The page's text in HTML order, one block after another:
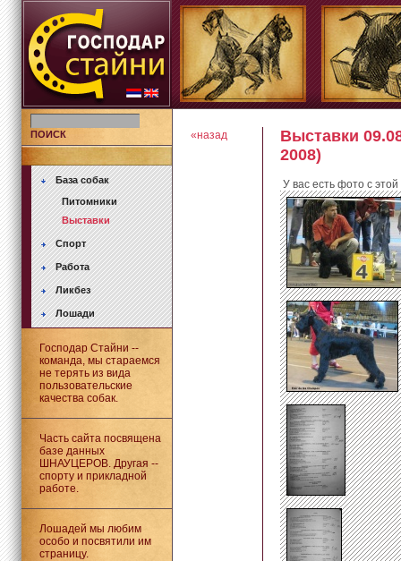
ПОИСК
База собак
Питомники
Выставки
Спорт
Работа
Ликбез
Лошади
Господар Стайни --
команда, мы стараемся
не терять из вида
пользовательские
качества собак.
Часть сайта посвящена
базе данных
ШНАУЦЕРОВ. Другая --
спорту и прикладной
работе.
Лошадей мы любим
особо и посвятили им
страницу.
«назад
Выставки
2008)
У вас есть фото с